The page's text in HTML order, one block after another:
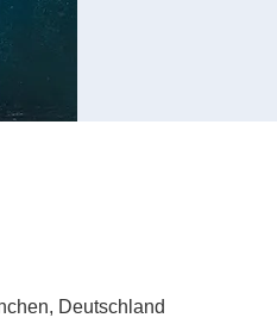
Deutschland